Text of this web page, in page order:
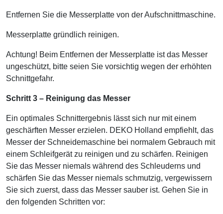
Entfernen Sie die Messerplatte von der Aufschnittmaschine.
Messerplatte gründlich reinigen.
Achtung! Beim Entfernen der Messerplatte ist das Messer
ungeschützt, bitte seien Sie vorsichtig wegen der erhöhten
Schnittgefahr.
Schritt 3 – Reinigung das Messer
Ein optimales Schnittergebnis lässt sich nur mit einem
geschärften Messer erzielen. DEKO Holland empfiehlt, das
Messer der Schneidemaschine bei normalem Gebrauch mit
einem Schleifgerät zu reinigen und zu schärfen. Reinigen
Sie das Messer niemals während des Schleuderns und
schärfen Sie das Messer niemals schmutzig, vergewissern
Sie sich zuerst, dass das Messer sauber ist. Gehen Sie in
den folgenden Schritten vor: